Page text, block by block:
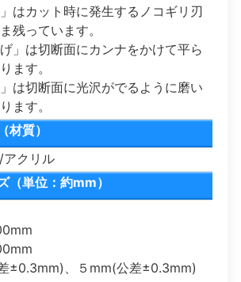
」はカット時に発生するノコギリ刃
残っています。
げ」は切断面にカンナをかけて平ら
ます。
」は切断面に光沢がでるように磨い
ます。
材質）
クリル
（単位：約mm）
±0.3mm)、５mm(公差±0.3mm)